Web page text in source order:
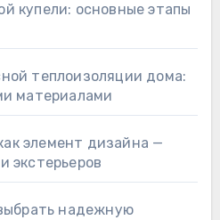
купели: основные этапы
теплоизоляции дома:
материалами
элемент дизайна —
экстерьеров
надежную